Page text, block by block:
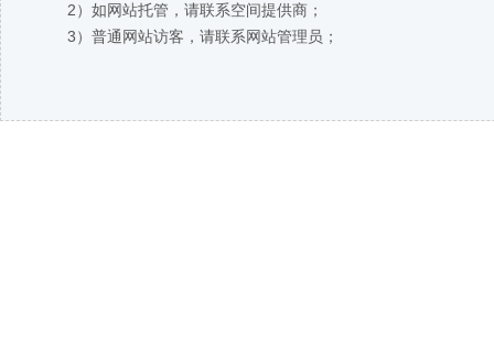
2）如网站托管，请联系空间提供商；
3）普通网站访客，请联系网站管理员；